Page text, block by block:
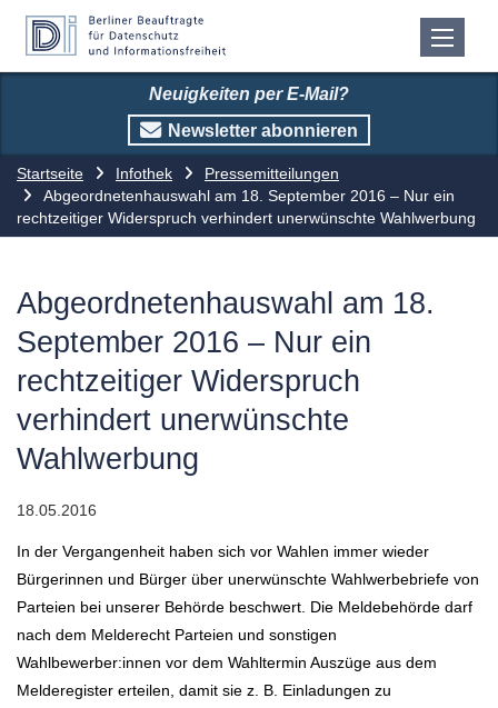
Neuigkeiten per E-Mail?
Newsletter abonnieren
Startseite Infothek
Pressemitteilungen
Abgeordnetenhauswahl am 18. September 2016 – Nur ein
rechtzeitiger Widerspruch verhindert unerwünschte Wahlwerbung
Abgeordnetenhauswahl am 18.
September 2016 – Nur ein
rechtzeitiger Widerspruch
verhindert unerwünschte
Wahlwerbung
18.05.2016
In der Vergangenheit haben sich vor Wahlen immer wieder
Bürgerinnen und Bürger über unerwünschte Wahlwerbebriefe von
Parteien bei unserer Behörde beschwert. Die Meldebehörde darf
nach dem Melderecht Parteien und sonstigen
Wahlbewerber:innen vor dem Wahltermin Auszüge aus dem
Melderegister erteilen, damit sie z. B. Einladungen zu